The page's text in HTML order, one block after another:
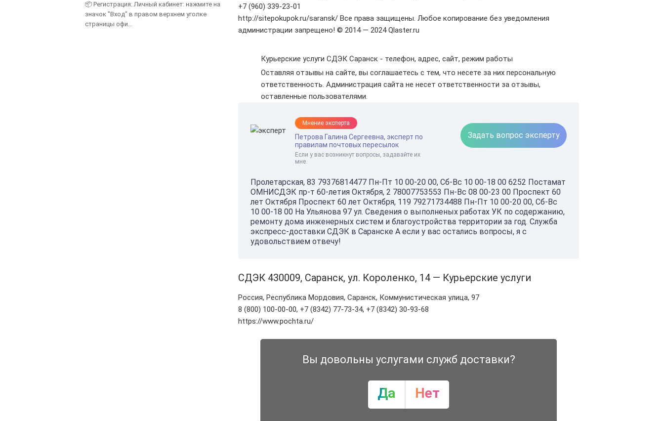
+7 (960) 339-23-01
http://sitepokupok.ru/saransk/ Все права защищены. Любое копирование без уведомления
администрации запрещено! © 2014 — 2024 Qlaster.ru
Курьерские услуги СДЭК Саранск - телефон, адрес, сайт, режим работы
Оставляя отзывы на сайте, вы соглашаетесь с тем, что несете за них персональную
ответственность. Администрация сайта не несет ответственности за отзывы,
оставленные пользователями.
Мнение эксперта
Петрова Галина Сергеевна, эксперт по
правилам почтовых пересылок
Если у вас возникнут вопросы, задавайте их
мне.
Задать вопрос эксперту
Пролетарская, 83 79376814477 Пн-Пт 10 00-20 00, Сб-Вс 10 00-18 00 6252 Постамат
ОМНИСДЭК пр-т 60-летия Октября, 2 78007753553 Пн-Вс 08 00-23 00 Проспект 60
лет Октября Проспект 60 лет Октября, 119 79271734488 Пн-Пт 10 00-20 00, Сб-Вс
10 00-18 00 На Ульянова 97 ул. Сведения о выполненых работах УК по содержанию,
ремонту дома инженерных систем и благоустройства территории за год. Служба
экспресс-доставки СДЭК в Саранске А если у вас остались вопросы, я с
удовольствием отвечу!
СДЭК 430009, Саранск, ул. Короленко, 14 — Курьерские услуги
Россия, Республика Мордовия, Саранск, Коммунистическая улица, 97
8 (800) 100-00-00, +7 (8342) 77-73-34, +7 (8342) 30-93-68
https://www.pochta.ru/
Вы довольны услугами служб доставки?
Да Нет
📦 Регистрация: Личный кабинет: нажмите на
значок "Вход" в правом верхнем уголке
страницы офи...